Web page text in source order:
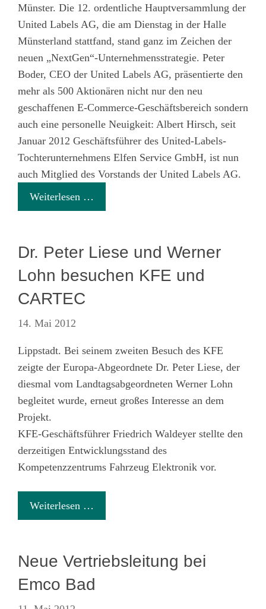
Münster. Die 12. ordentliche Hauptversammlung der
United Labels AG, die am Dienstag in der Halle
Münsterland stattfand, stand ganz im Zeichen der
neuen „NextGen“-Unternehmensstrategie. Peter
Boder, CEO der United Labels AG, präsentierte den
mehr als 500 Aktionären nicht nur den neu
geschaffenen E-Commerce-Geschäftsbereich sondern
auch eine personelle Neuigkeit: Albert Hirsch, seit
Januar 2012 Geschäftsführer des United-Labels-
Tochterunternehmens Elfen Service GmbH, ist nun
auch Mitglied des Vorstands der United Labels AG.
Weiterlesen …
Dr. Peter Liese und Werner
Lohn besuchen KFE und
CARTEC
14. Mai 2012
Lippstadt. Bei seinem zweiten Besuch des KFE
zeigte der Europa-Abgeordnete Dr. Peter Liese, der
diesmal vom Landtagsabgeordneten Werner Lohn
begleitet wurde, erneut großes Interesse an dem
Projekt.
KFE-Geschäftsführer Friedrich Waldeyer stellte den
derzeitigen Entwicklungsstand des
Kompetenzzentrums Fahrzeug Elektronik vor.
Weiterlesen …
Neue Vertriebsleitung bei
Emco Bad